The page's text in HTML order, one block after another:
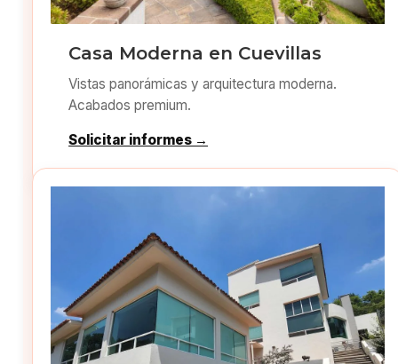
Casa Moderna en Cuevillas
Vistas panorámicas y arquitectura moderna.
Acabados premium.
Solicitar informes →